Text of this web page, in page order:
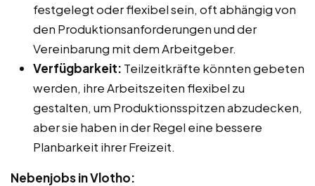
festgelegt oder flexibel sein, oft abhängig von
den Produktionsanforderungen und der
Vereinbarung mit dem Arbeitgeber.
Verfügbarkeit: Teilzeitkräfte könnten gebeten
werden, ihre Arbeitszeiten flexibel zu
gestalten, um Produktionsspitzen abzudecken,
aber sie haben in der Regel eine bessere
Planbarkeit ihrer Freizeit.
Nebenjobs in Vlotho: